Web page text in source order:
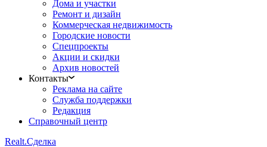
Дома и участки
Ремонт и дизайн
Коммерческая недвижимость
Городские новости
Спецпроекты
Акции и скидки
Архив новостей
Контакты
Реклама на сайте
Служба поддержки
Редакция
Справочный центр
Realt.Сделка